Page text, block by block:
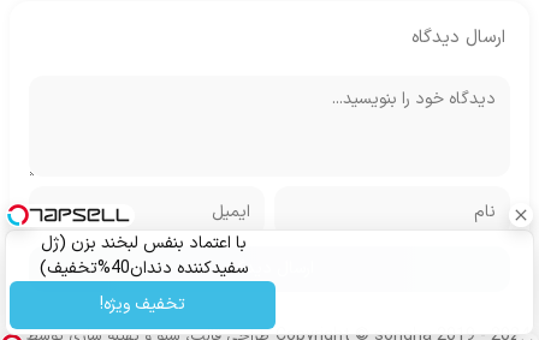
ارسال دیدگاه
با اعتماد بنفس لبخند بزن (ژل
سفیدکننده دندان40%تخفیف)
تخفیف ویژه!